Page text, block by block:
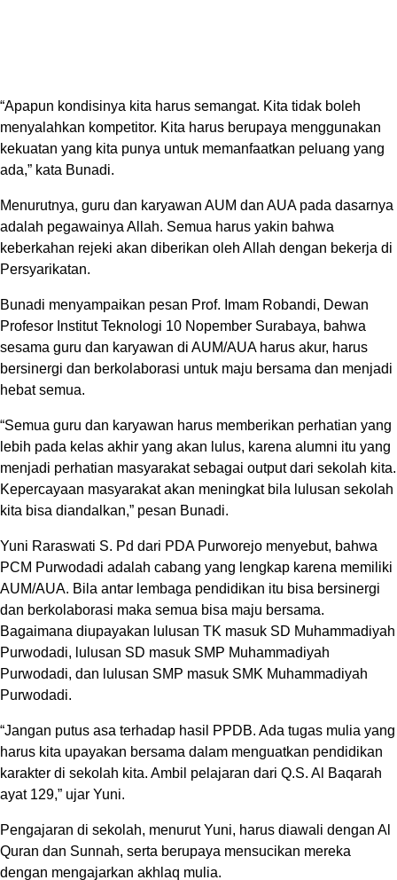
“Apapun kondisinya kita harus semangat. Kita tidak boleh
menyalahkan kompetitor. Kita harus berupaya menggunakan
kekuatan yang kita punya untuk memanfaatkan peluang yang
ada,” kata Bunadi.
Menurutnya, guru dan karyawan AUM dan AUA pada dasarnya
adalah pegawainya Allah. Semua harus yakin bahwa
keberkahan rejeki akan diberikan oleh Allah dengan bekerja di
Persyarikatan.
Bunadi menyampaikan pesan Prof. Imam Robandi, Dewan
Profesor Institut Teknologi 10 Nopember Surabaya, bahwa
sesama guru dan karyawan di AUM/AUA harus akur, harus
bersinergi dan berkolaborasi untuk maju bersama dan menjadi
hebat semua.
“Semua guru dan karyawan harus memberikan perhatian yang
lebih pada kelas akhir yang akan lulus, karena alumni itu yang
menjadi perhatian masyarakat sebagai output dari sekolah kita.
Kepercayaan masyarakat akan meningkat bila lulusan sekolah
kita bisa diandalkan,” pesan Bunadi.
Yuni Raraswati S. Pd dari PDA Purworejo menyebut, bahwa
PCM Purwodadi adalah cabang yang lengkap karena memiliki
AUM/AUA. Bila antar lembaga pendidikan itu bisa bersinergi
dan berkolaborasi maka semua bisa maju bersama.
Bagaimana diupayakan lulusan TK masuk SD Muhammadiyah
Purwodadi, lulusan SD masuk SMP Muhammadiyah
Purwodadi, dan lulusan SMP masuk SMK Muhammadiyah
Purwodadi.
“Jangan putus asa terhadap hasil PPDB. Ada tugas mulia yang
harus kita upayakan bersama dalam menguatkan pendidikan
karakter di sekolah kita. Ambil pelajaran dari Q.S. Al Baqarah
ayat 129,” ujar Yuni.
Pengajaran di sekolah, menurut Yuni, harus diawali dengan Al
Quran dan Sunnah, serta berupaya mensucikan mereka
dengan mengajarkan akhlaq mulia.